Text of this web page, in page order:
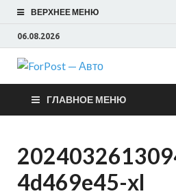
ВЕРХНЕЕ МЕНЮ
06.08.2026
Авто
ГЛАВНОЕ МЕНЮ
4d469e45-xl